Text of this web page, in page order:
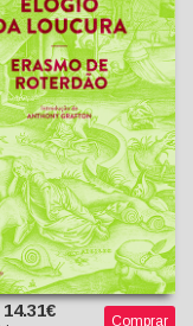
da Loucura
de Roterdão
Anselmo (tradutor)
14.31€
Comprar